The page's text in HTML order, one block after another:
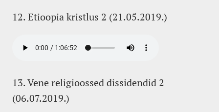
12. Etioopia kristlus 2 (21.05.2019.)
13. Vene religioossed dissidendid 2
(06.07.2019.)